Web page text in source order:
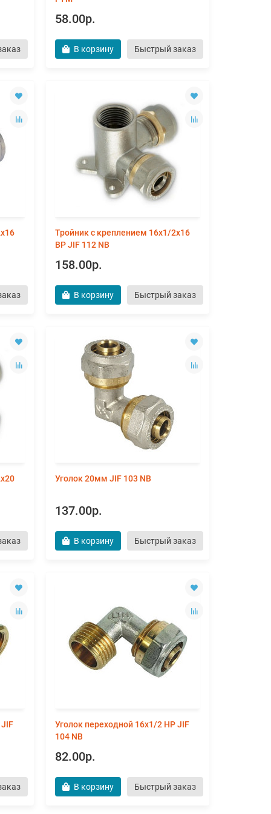
58.00р.
В корзину Быстрый заказ
Тройник с креплением 16х1/2х16
ВР JIF 112 NB
158.00р.
В корзину Быстрый заказ
Уголок 20мм JIF 103 NB
137.00р.
В корзину Быстрый заказ
Уголок переходной 16х1/2 НР JIF
104 NB
82.00р.
В корзину Быстрый заказ